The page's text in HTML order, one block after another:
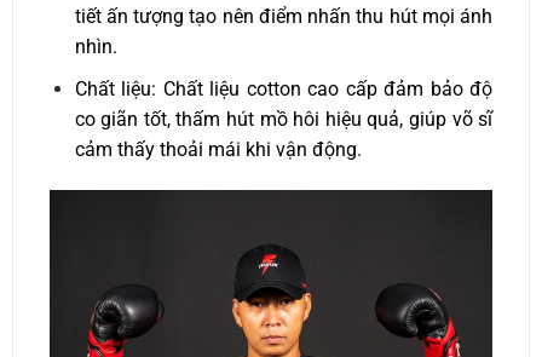
tiết ấn tượng tạo nên điểm nhấn thu hút mọi ánh
nhìn.
Chất liệu: Chất liệu cotton cao cấp đảm bảo độ
co giãn tốt, thấm hút mồ hôi hiệu quả, giúp võ sĩ
cảm thấy thoải mái khi vận động.